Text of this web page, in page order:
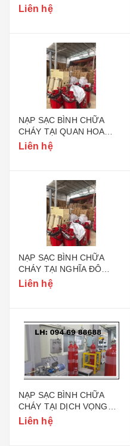
CẦU GIẤY HÀ NỘI
Liên hệ
NẠP SẠC BÌNH CHỮA
CHÁY TẠI QUAN HOA
QUẬN CẦU GIẤY
Liên hệ
NẠP SẠC BÌNH CHỮA
CHÁY TẠI NGHĨA ĐÔ
QUẬN CẦU GIẤY HÀ NỘI
Liên hệ
NẠP SẠC BÌNH CHỮA
CHÁY TẠI DỊCH VỌNG
QUẬN CẦU GIẤY HÀ NỘI
Liên hệ